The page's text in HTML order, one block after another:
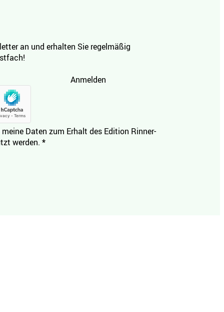
an und erhalten Sie regelmäßig
Anmelden
Daten zum Erhalt des Edition Rinner-
werden. *